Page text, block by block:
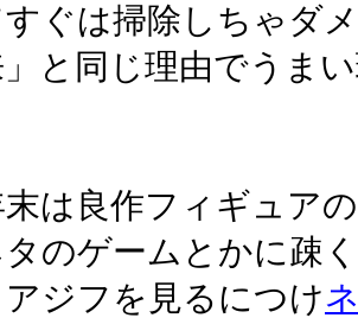
ぐは掃除しちゃダ
と同じ理由でうま
末は良作フィギュア
タのゲームとかに疎
ジフを見るにつけ